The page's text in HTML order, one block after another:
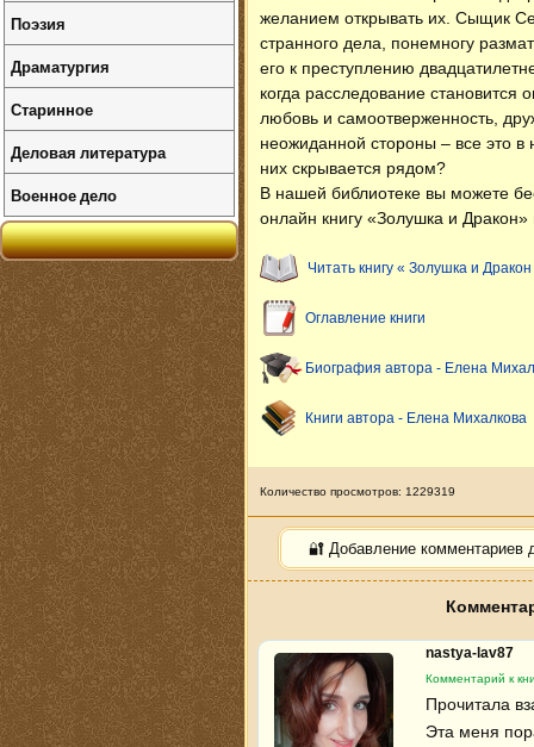
желанием открывать их. Сыщик
странного дела, понемногу
его к преступлению
когда расследование становится
любовь и самоотверженность,
неожиданной стороны – все это
них скрывается рядом?
В нашей библиотеке вы можете
онлайн книгу «Золушка и
Читать книгу « Золушка и
Оглавление книги
Биография автора - Елена
Книги автора - Елена Михалкова
Количество просмотров: 1229319
🔐 Добавление комментариев
nastya-lav87
Комментарий к
Прочитала
Эта меня
Поэзия
Драматургия
Старинное
Деловая литература
Военное дело